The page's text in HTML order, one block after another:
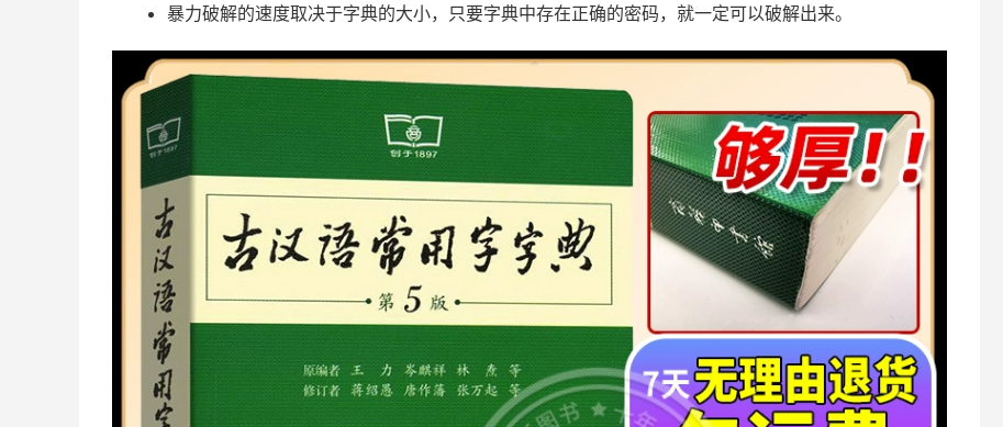
暴力破解的速度取决于字典的大小，只要字典中存在正确的密码，就一定可以破解出来。